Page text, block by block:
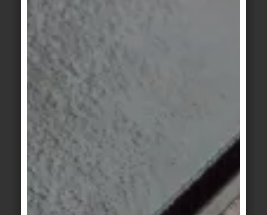
Market
sandweiß
Area Pro
Beckenkopfsystem
Finnland II
stein
Beckenkopfsystem
Finnland II
kiesel